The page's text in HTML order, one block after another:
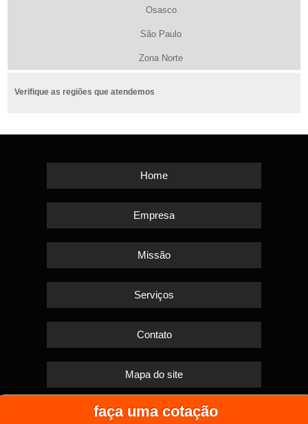
faça uma cotação
Osasco
São Paulo
Zona Norte
Verifique as regiões que atendemos
Home
Empresa
Missão
Serviços
Contato
Mapa do site